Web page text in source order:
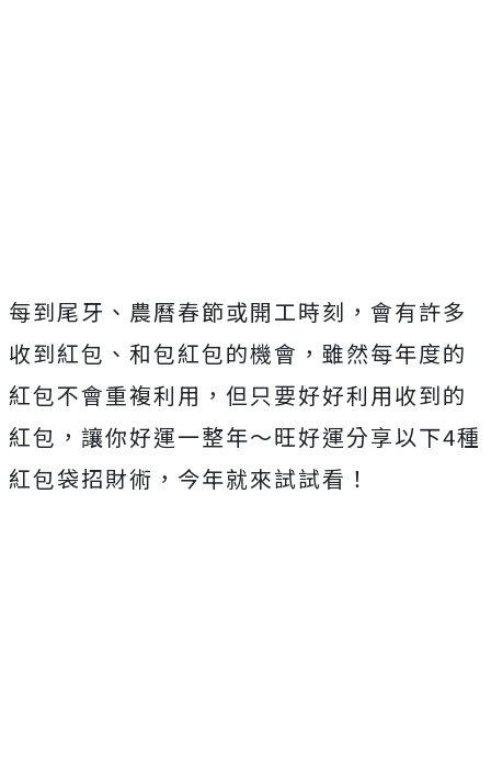
每到尾牙、農曆春節或開工時刻，會有許多
收到紅包、和包紅包的機會，雖然每年度的
紅包不會重複利用，但只要好好利用收到的
紅包，讓你好運一整年～旺好運分享以下4種
紅包袋招財術，今年就來試試看！